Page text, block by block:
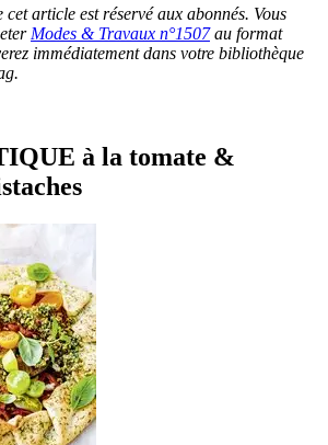
cet article est réservé aux abonnés. Vous
Modes & Travaux n°1507au format
immédiatement dans votre bibliothèque
à la tomate &